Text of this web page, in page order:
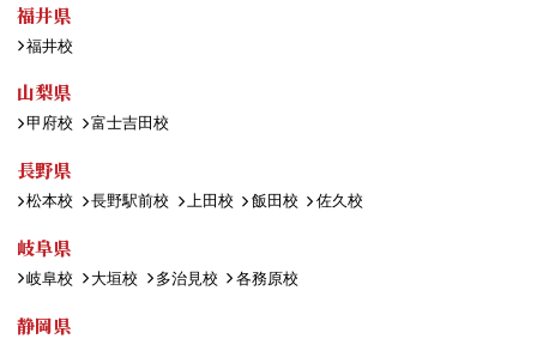
福井県
福井校
山梨県
甲府校 富士吉田校
長野県
松本校 長野駅前校 上田校 飯田校 佐久校
岐阜県
岐阜校 大垣校 多治見校 各務原校
静岡県